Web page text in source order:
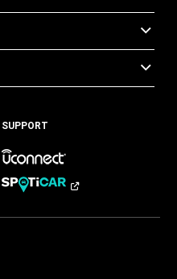
en en
Chrysler
SUPPORT